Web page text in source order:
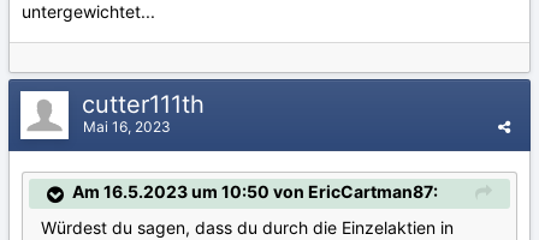
untergewichtet...
cutter111th
Mai 16, 2023
Am 16.5.2023 um 10:50 von EricCartman87:
Würdest du sagen, dass du durch die Einzelaktien in